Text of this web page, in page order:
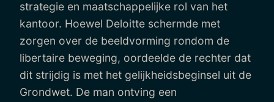
strategie en maatschappelijke rol van het
kantoor. Hoewel Deloitte schermde met
zorgen over de beeldvorming rondom de
libertaire beweging, oordeelde de rechter dat
dit strijdig is met het gelijkheidsbeginsel uit de
Grondwet. De man ontving een